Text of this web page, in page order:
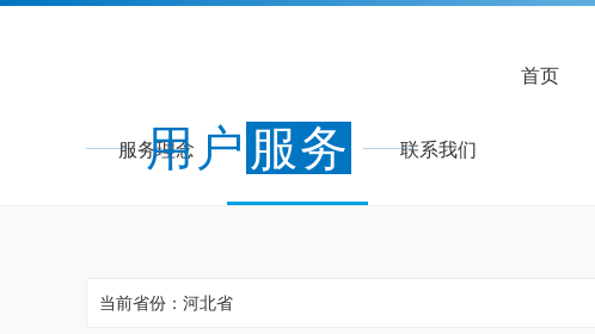
首页
用户 服务
服务理念 服务网点 联系我们
当前省份：河北省